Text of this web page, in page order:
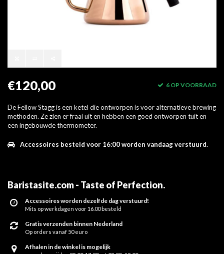
€120,00 6 OP VOORRAAD
De Fellow Stagg is een ketel die ontworpen is voor alternatieve brewing
methoden. Ze zien er fraai uit en hebben een goed ontworpen tuit en
een ingebouwde thermometer.
Accessoires besteld voor 16:00 worden vandaag verstuurd.
Baristasite.com - Taste of Perfection.
Accessoires worden dezelfde dag verstuurd!
Mits op werkdagen voor 16.00 besteld
Gratis verzenden binnen Nederland
Op orders vanaf 50 euro
Afhalen in de winkel is mogelijk